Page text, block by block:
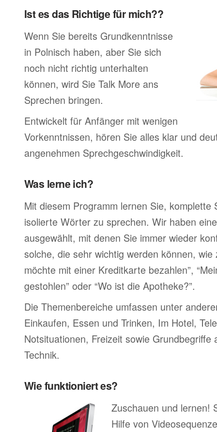
Ist es das Richtige für mich??
Wenn Sie bereits Grundkenntnisse
in Polnisch haben, aber Sie sich
noch nicht richtig unterhalten
können, wird Sie Talk More ans
Sprechen bringen.
Entwickelt für Anfänger mit wenigen
Vorkenntnissen, hören Sie alles klar und
angenehmen Sprechgeschwindigkeit.
Was lerne ich?
Mit diesem Programm lernen Sie, komplette
isolierte Wörter zu sprechen. Wir haben
ausgewählt, mit denen Sie immer wieder
solche, die sehr wichtig werden können, wie
möchte mit einer Kreditkarte bezahlen”,
gestohlen” oder “Wo ist die Apotheke?”.
Die Themenbereiche umfassen unter
Einkaufen, Essen und Trinken, Im Hotel,
Notsituationen, Freizeit sowie
Technik.
Wie funktioniert es?
Zuschauen und lernen!
Hilfe von